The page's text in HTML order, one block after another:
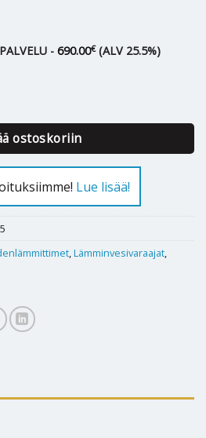
- 690.00€ (ALV 25.5%)
300 S SPACE moduli määrä
ostoskoriin
Lue lisää!
,Lämminvesivaraajat,